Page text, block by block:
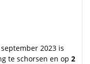
2023 is
te schorsen en op 2